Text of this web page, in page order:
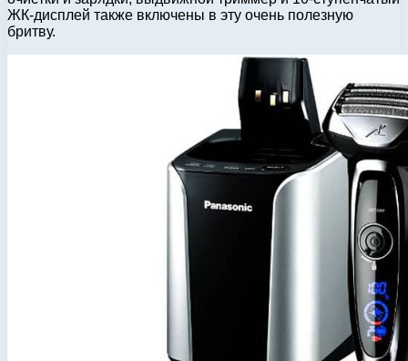
ЖК-дисплей также включены в эту очень полезную
бритву.